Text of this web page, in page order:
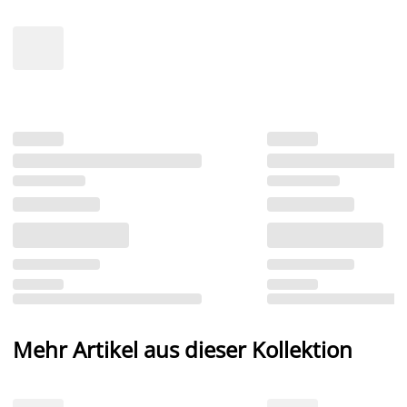
Mehr Artikel aus dieser Kollektion